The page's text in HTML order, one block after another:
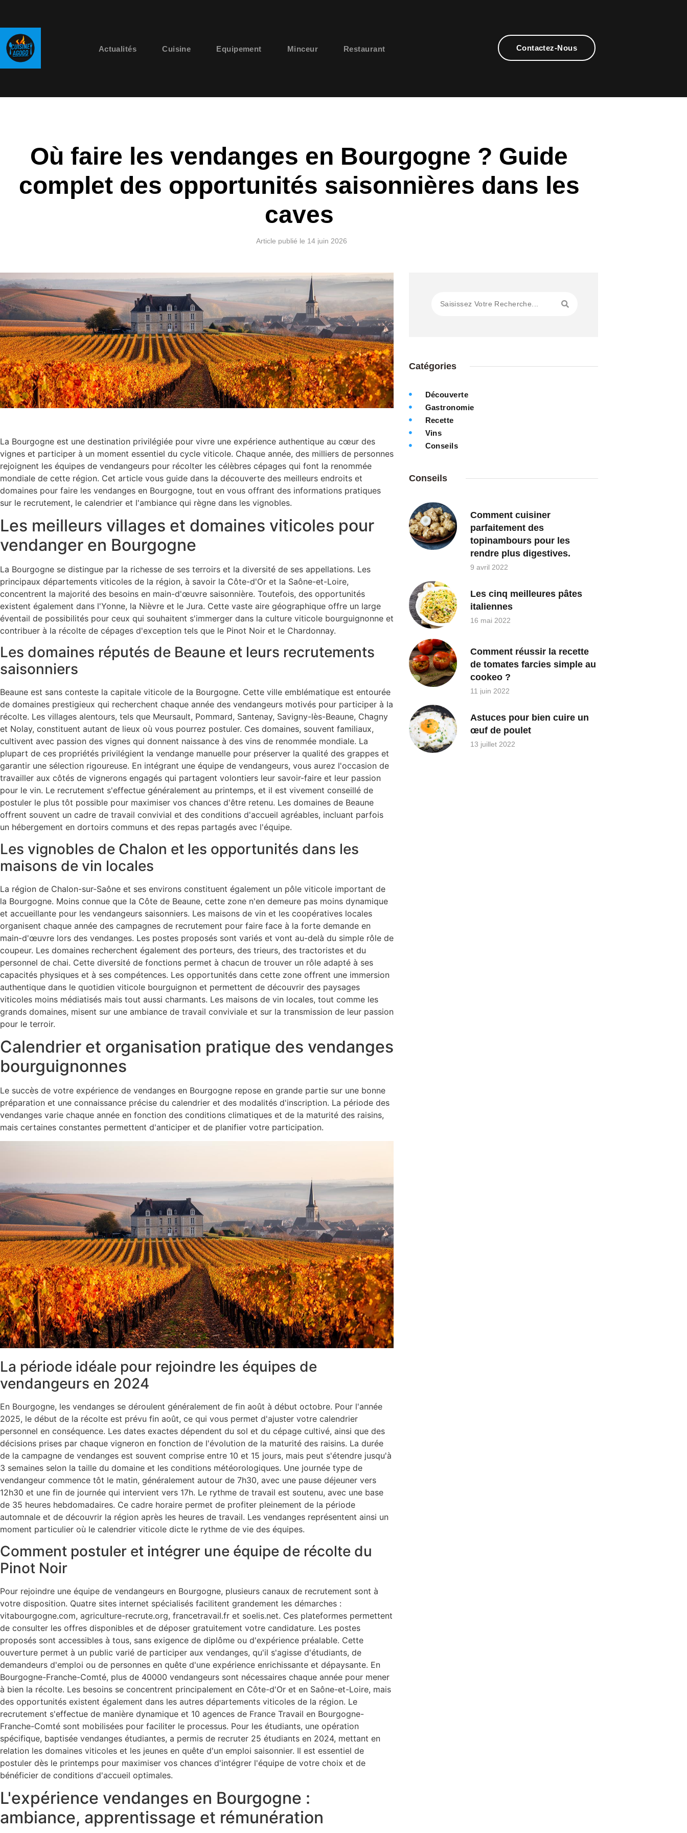
Actualités Cuisine Equipement Minceur Restaurant Contactez-Nous
Où faire les vendanges en Bourgogne ? Guide
complet des opportunités saisonnières dans les
caves
Article publié le 14 juin 2026
La Bourgogne est une destination privilégiée pour vivre une expérience authentique au cœur des
vignes et participer à un moment essentiel du cycle viticole. Chaque année, des milliers de personnes
rejoignent les équipes de vendangeurs pour récolter les célèbres cépages qui font la renommée
mondiale de cette région. Cet article vous guide dans la découverte des meilleurs endroits et
domaines pour faire les vendanges en Bourgogne, tout en vous offrant des informations pratiques
sur le recrutement, le calendrier et l'ambiance qui règne dans les vignobles.
Les meilleurs villages et domaines viticoles pour
vendanger en Bourgogne
La Bourgogne se distingue par la richesse de ses terroirs et la diversité de ses appellations. Les
principaux départements viticoles de la région, à savoir la Côte-d'Or et la Saône-et-Loire,
concentrent la majorité des besoins en main-d'œuvre saisonnière. Toutefois, des opportunités
existent également dans l'Yonne, la Nièvre et le Jura. Cette vaste aire géographique offre un large
éventail de possibilités pour ceux qui souhaitent s'immerger dans la culture viticole bourguignonne et
contribuer à la récolte de cépages d'exception tels que le Pinot Noir et le Chardonnay.
Les domaines réputés de Beaune et leurs recrutements
saisonniers
Beaune est sans conteste la capitale viticole de la Bourgogne. Cette ville emblématique est entourée
de domaines prestigieux qui recherchent chaque année des vendangeurs motivés pour participer à la
récolte. Les villages alentours, tels que Meursault, Pommard, Santenay, Savigny-lès-Beaune, Chagny
et Nolay, constituent autant de lieux où vous pourrez postuler. Ces domaines, souvent familiaux,
cultivent avec passion des vignes qui donnent naissance à des vins de renommée mondiale. La
plupart de ces propriétés privilégient la vendange manuelle pour préserver la qualité des grappes et
garantir une sélection rigoureuse. En intégrant une équipe de vendangeurs, vous aurez l'occasion de
travailler aux côtés de vignerons engagés qui partagent volontiers leur savoir-faire et leur passion
pour le vin. Le recrutement s'effectue généralement au printemps, et il est vivement conseillé de
postuler le plus tôt possible pour maximiser vos chances d'être retenu. Les domaines de Beaune
offrent souvent un cadre de travail convivial et des conditions d'accueil agréables, incluant parfois
un hébergement en dortoirs communs et des repas partagés avec l'équipe.
Les vignobles de Chalon et les opportunités dans les
maisons de vin locales
La région de Chalon-sur-Saône et ses environs constituent également un pôle viticole important de
la Bourgogne. Moins connue que la Côte de Beaune, cette zone n'en demeure pas moins dynamique
et accueillante pour les vendangeurs saisonniers. Les maisons de vin et les coopératives locales
organisent chaque année des campagnes de recrutement pour faire face à la forte demande en
main-d'œuvre lors des vendanges. Les postes proposés sont variés et vont au-delà du simple rôle de
coupeur. Les domaines recherchent également des porteurs, des trieurs, des tractoristes et du
personnel de chai. Cette diversité de fonctions permet à chacun de trouver un rôle adapté à ses
capacités physiques et à ses compétences. Les opportunités dans cette zone offrent une immersion
authentique dans le quotidien viticole bourguignon et permettent de découvrir des paysages
viticoles moins médiatisés mais tout aussi charmants. Les maisons de vin locales, tout comme les
grands domaines, misent sur une ambiance de travail conviviale et sur la transmission de leur passion
pour le terroir.
Calendrier et organisation pratique des vendanges
bourguignonnes
Le succès de votre expérience de vendanges en Bourgogne repose en grande partie sur une bonne
préparation et une connaissance précise du calendrier et des modalités d'inscription. La période des
vendanges varie chaque année en fonction des conditions climatiques et de la maturité des raisins,
mais certaines constantes permettent d'anticiper et de planifier votre participation.
La période idéale pour rejoindre les équipes de
vendangeurs en 2024
En Bourgogne, les vendanges se déroulent généralement de fin août à début octobre. Pour l'année
2025, le début de la récolte est prévu fin août, ce qui vous permet d'ajuster votre calendrier
personnel en conséquence. Les dates exactes dépendent du sol et du cépage cultivé, ainsi que des
décisions prises par chaque vigneron en fonction de l'évolution de la maturité des raisins. La durée
de la campagne de vendanges est souvent comprise entre 10 et 15 jours, mais peut s'étendre jusqu'à
3 semaines selon la taille du domaine et les conditions météorologiques. Une journée type de
vendangeur commence tôt le matin, généralement autour de 7h30, avec une pause déjeuner vers
12h30 et une fin de journée qui intervient vers 17h. Le rythme de travail est soutenu, avec une base
de 35 heures hebdomadaires. Ce cadre horaire permet de profiter pleinement de la période
automnale et de découvrir la région après les heures de travail. Les vendanges représentent ainsi un
moment particulier où le calendrier viticole dicte le rythme de vie des équipes.
Comment postuler et intégrer une équipe de récolte du
Pinot Noir
Pour rejoindre une équipe de vendangeurs en Bourgogne, plusieurs canaux de recrutement sont à
votre disposition. Quatre sites internet spécialisés facilitent grandement les démarches :
vitabourgogne.com, agriculture-recrute.org, francetravail.fr et soelis.net. Ces plateformes permettent
de consulter les offres disponibles et de déposer gratuitement votre candidature. Les postes
proposés sont accessibles à tous, sans exigence de diplôme ou d'expérience préalable. Cette
ouverture permet à un public varié de participer aux vendanges, qu'il s'agisse d'étudiants, de
demandeurs d'emploi ou de personnes en quête d'une expérience enrichissante et dépaysante. En
Bourgogne-Franche-Comté, plus de 40000 vendangeurs sont nécessaires chaque année pour mener
à bien la récolte. Les besoins se concentrent principalement en Côte-d'Or et en Saône-et-Loire, mais
des opportunités existent également dans les autres départements viticoles de la région. Le
recrutement s'effectue de manière dynamique et 10 agences de France Travail en Bourgogne-
Franche-Comté sont mobilisées pour faciliter le processus. Pour les étudiants, une opération
spécifique, baptisée vendanges étudiantes, a permis de recruter 25 étudiants en 2024, mettant en
relation les domaines viticoles et les jeunes en quête d'un emploi saisonnier. Il est essentiel de
postuler dès le printemps pour maximiser vos chances d'intégrer l'équipe de votre choix et de
bénéficier de conditions d'accueil optimales.
L'expérience vendanges en Bourgogne :
ambiance, apprentissage et rémunération
Catégories
Découverte
Gastronomie
Recette
Vins
Conseils
Conseils
Comment cuisiner
parfaitement des
topinambours pour les
rendre plus digestives.
9 avril 2022
Les cinq meilleures pâtes
italiennes
16 mai 2022
Comment réussir la recette
de tomates farcies simple au
cookeo ?
11 juin 2022
Astuces pour bien cuire un
œuf de poulet
13 juillet 2022